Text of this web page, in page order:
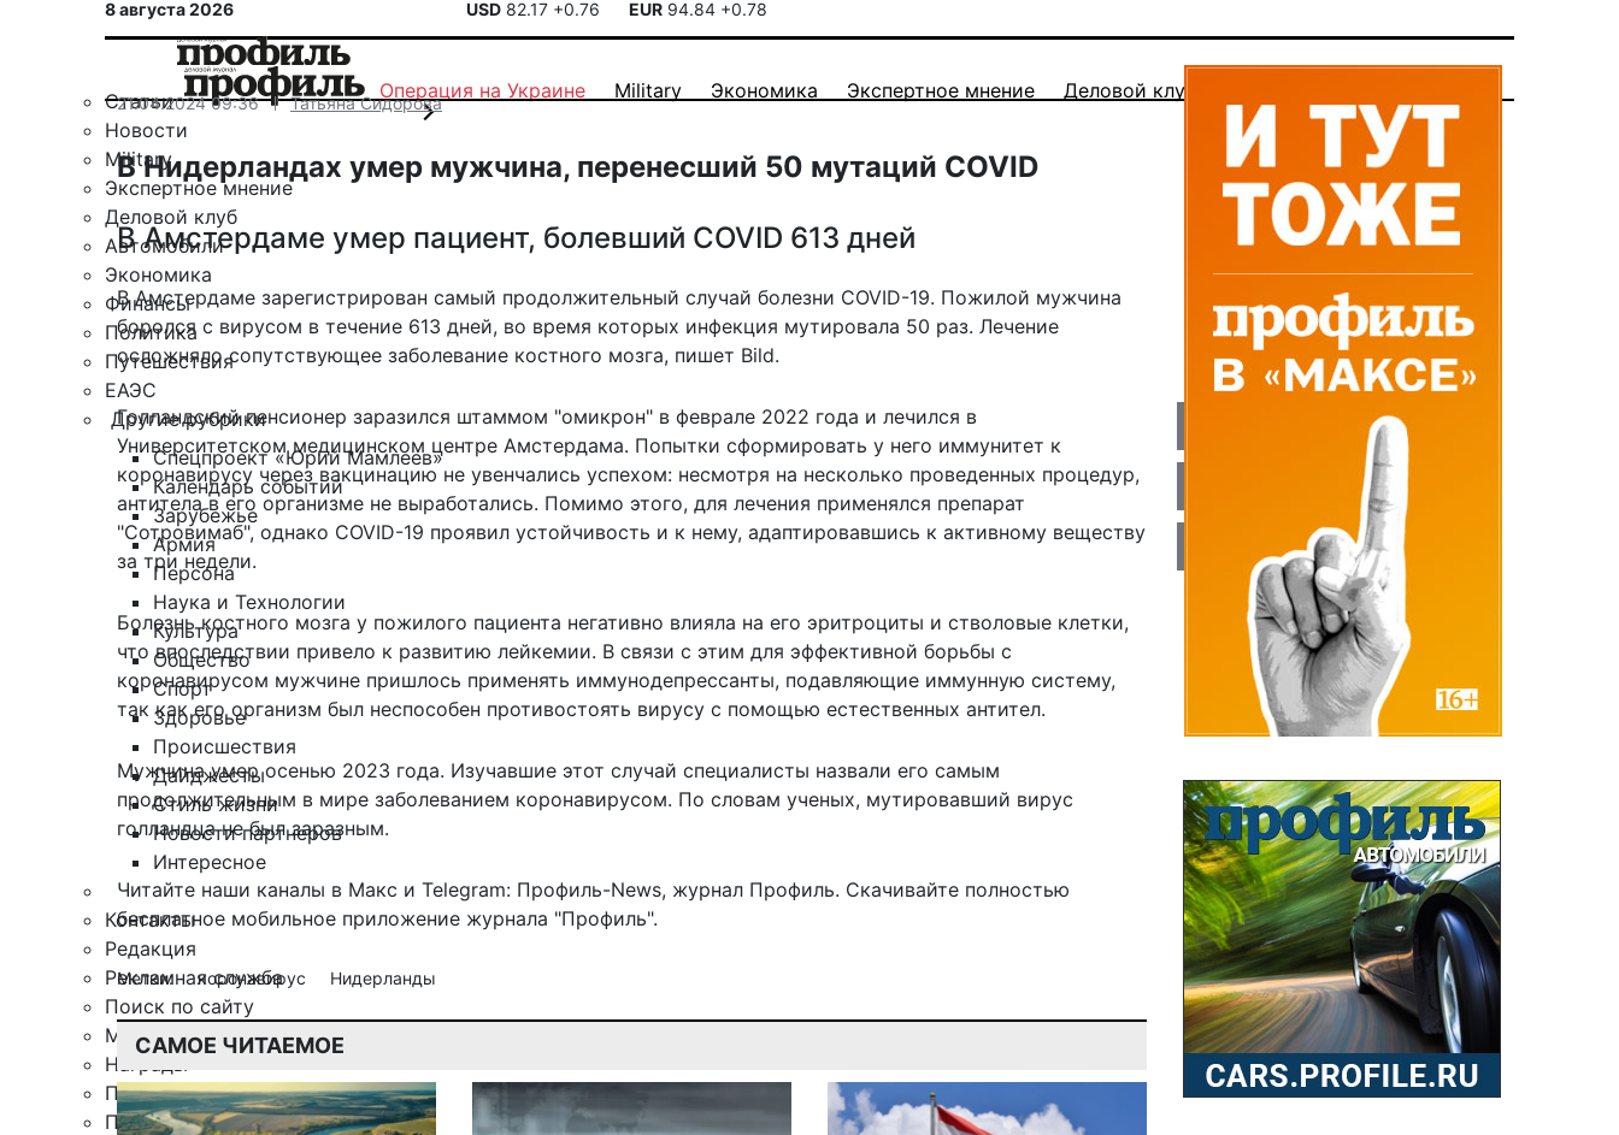
8 августа 2026 USD 82.17 +0.76 EUR 94.84 +0.78
Статьи
Новости
Military
Экспертное мнение
Деловой клуб
Автомобили
Экономика
Финансы
Политика
Путешествия
ЕАЭС
Другие рубрики
Спецпроект «Юрий Мамлеев»
Календарь событий
Зарубежье
Армия
Персона
Наука и Технологии
Культура
Общество
Спорт
Здоровье
Происшествия
Дайджесты
Стиль жизни
Новости партнеров
Интересное
Контакты
Редакция
Рекламная служба
Поиск по сайту
Мобильное приложение
Награды
Правила цитирования
Подписка
Операция на Украине Military Экономика Экспертное мнение Деловой клуб
21.04.2024 09:36 Татьяна Сидорова
В Нидерландах умер мужчина, перенесший 50 мутаций COVID
В Амстердаме умер пациент, болевший COVID 613 дней
В Амстердаме зарегистрирован самый продолжительный случай болезни COVID-19. Пожилой мужчина
боролся с вирусом в течение 613 дней, во время которых инфекция мутировала 50 раз. Лечение
осложняло сопутствующее заболевание костного мозга, пишет Bild.
Голландский пенсионер заразился штаммом "омикрон" в феврале 2022 года и лечился в
Университетском медицинском центре Амстердама. Попытки сформировать у него иммунитет к
коронавирусу через вакцинацию не увенчались успехом: несмотря на несколько проведенных процедур,
антитела в его организме не выработались. Помимо этого, для лечения применялся препарат
"Сотровимаб", однако COVID-19 проявил устойчивость и к нему, адаптировавшись к активному веществу
за три недели.
Болезнь костного мозга у пожилого пациента негативно влияла на его эритроциты и стволовые клетки,
что впоследствии привело к развитию лейкемии. В связи с этим для эффективной борьбы с
коронавирусом мужчине пришлось применять иммунодепрессанты, подавляющие иммунную систему,
так как его организм был неспособен противостоять вирусу с помощью естественных антител.
Мужчина умер осенью 2023 года. Изучавшие этот случай специалисты назвали его самым
продолжительным в мире заболеванием коронавирусом. По словам ученых, мутировавший вирус
голландца не был заразным.
Читайте наши каналы в Макс и Telegram: Профиль-News, журнал Профиль. Скачивайте полностью
бесплатное мобильное приложение журнала "Профиль".
Метки: коронавирус Нидерланды
САМОЕ ЧИТАЕМОЕ